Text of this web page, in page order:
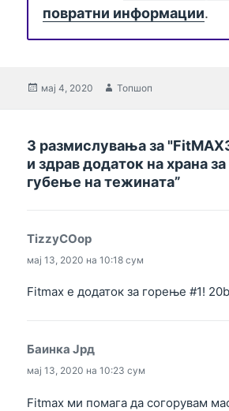
повратни информации.
Објавено
мај 4, 2020 Автор
Топшоп
3 размислувања за
и здрав додаток на храна
губење на тежината”
TizzyCOop
мај 13, 2020 на 10:18 сум
Fitmax е додаток за горење #1!
Баинка Јрд
мај 13, 2020 на 10:23 сум
Fitmax ми помага да согорувам